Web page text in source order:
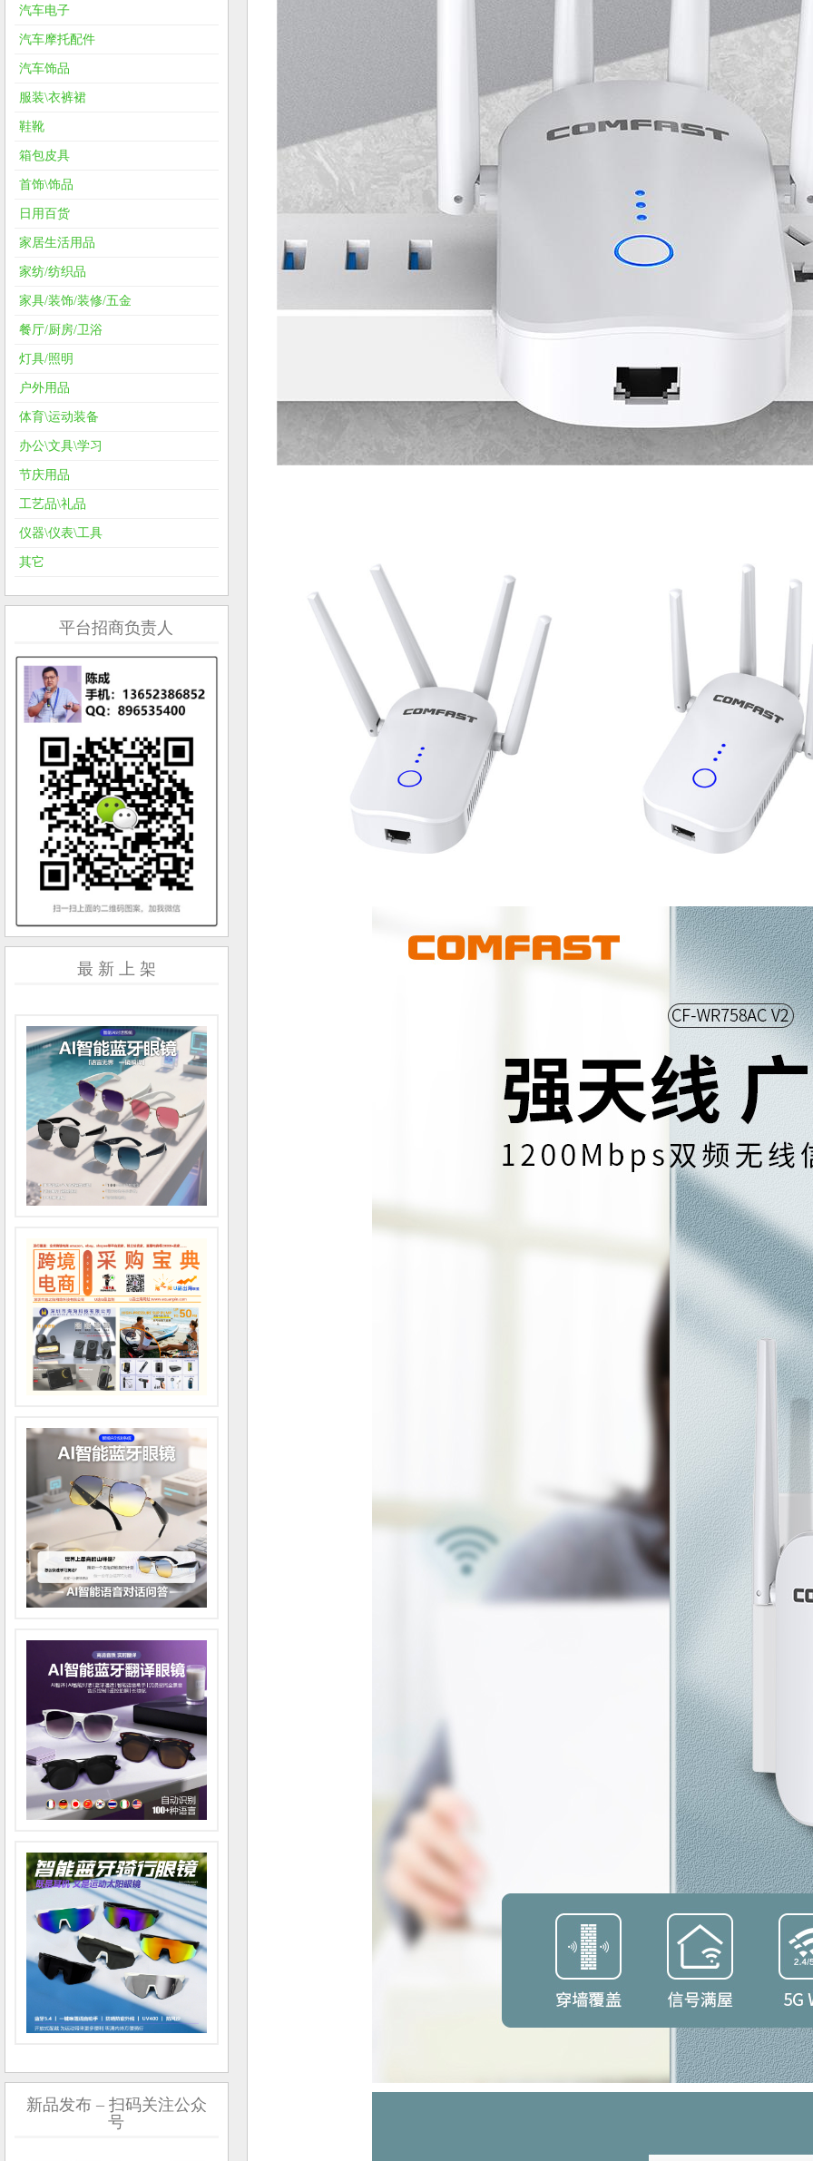
汽车电子
汽车摩托配件
汽车饰品
服装\衣裤裙
鞋靴
箱包皮具
首饰\饰品
日用百货
家居生活用品
家纺/纺织品
家具/装饰/装修/五金
餐厅/厨房/卫浴
灯具/照明
户外用品
体育\运动装备
办公\文具\学习
节庆用品
工艺品\礼品
仪器\仪表\工具
其它
平台招商负责人
最 新 上 架
新品发布 – 扫码关注公众
号